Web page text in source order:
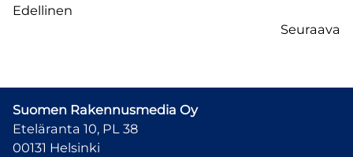
Edellinen
Seuraava
Suomen Rakennusmedia Oy
Eteläranta 10, PL 38
00131 Helsinki